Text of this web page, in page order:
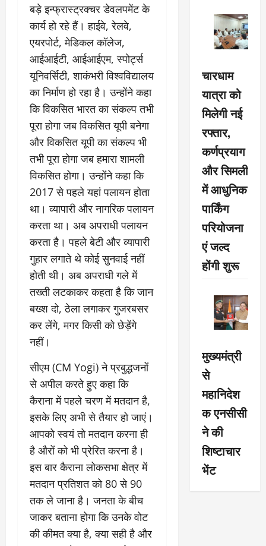
बड़े इन्फ्रास्ट्रक्चर डेवलपमेंट के
कार्य हो रहे हैं। हाईवे, रेलवे,
एयरपोर्ट, मेडिकल कॉलेज,
आईआईटी, आईआईएम, स्पोर्ट्स
यूनिवर्सिटी, शाकंभरी विश्वविद्यालय
का निर्माण हो रहा है। उन्होंने कहा
कि विकसित भारत का संकल्प तभी
पूरा होगा जब विकसित यूपी बनेगा
और विकसित यूपी का संकल्प भी
तभी पूरा होगा जब हमारा शामली
विकसित होगा। उन्होंने कहा कि
2017 से पहले यहां पलायन होता
था। व्यापारी और नागरिक पलायन
करता था। अब अपराधी पलायन
करता है। पहले बेटी और व्यापारी
गुहार लगाते थे कोई सुनवाई नहीं
होती थी। अब अपराधी गले में
तख्ती लटकाकर कहता है कि जान
बख्श दो, ठेला लगाकर गुजरबसर
कर लेंगे, मगर किसी को छेड़ेंगे
नहीं।
सीएम (CM Yogi) ने प्रबुद्धजनों
से अपील करते हुए कहा कि
कैराना में पहले चरण में मतदान है,
इसके लिए अभी से तैयार हो जाएं।
आपको स्वयं तो मतदान करना ही
है औरों को भी प्रेरित करना है।
इस बार कैराना लोकसभा क्षेत्र में
मतदान प्रतिशत को 80 से 90
तक ले जाना है। जनता के बीच
जाकर बताना होगा कि उनके वोट
की कीमत क्या है, क्या सही है और
चारधाम
यात्रा को
मिलेगी नई
रफ्तार,
कर्णप्रयाग
और सिमली
में आधुनिक
पार्किंग
परियोजना
एं जल्द
होंगी शुरू
मुख्यमंत्री
से
महानिदेश
क एनसीसी
ने की
शिष्टाचार
भेंट